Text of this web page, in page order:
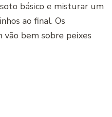
básico e misturar um
ao final. Os
bem sobre peixes